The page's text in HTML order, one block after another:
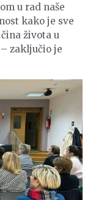
u rad naše
kako je sve
života u
zaključio je